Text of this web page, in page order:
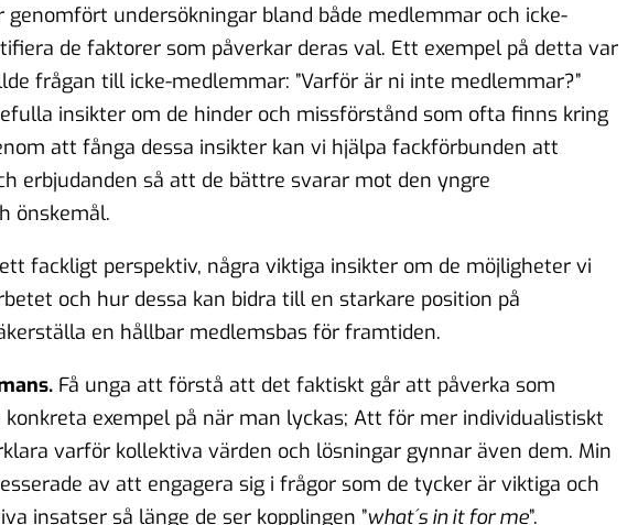
genomfört undersökningar bland både medlemmar och icke-
de faktorer som påverkar deras val. Ett exempel på detta var
frågan till icke-medlemmar: ”Varför är ni inte medlemmar?”
insikter om de hinder och missförstånd som ofta finns kring
att fånga dessa insikter kan vi hjälpa fackförbunden att
erbjudanden så att de bättre svarar mot den yngre
önskemål.
fackligt perspektiv, några viktiga insikter om de möjligheter vi
och hur dessa kan bidra till en starkare position på
en hållbar medlemsbas för framtiden.
Få unga att förstå att det faktiskt går att påverka som
exempel på när man lyckas; Att för mer individualistiskt
varför kollektiva värden och lösningar gynnar även dem. Min
av att engagera sig i frågor som de tycker är viktiga och
insatser så länge de ser kopplingen ”what´s in it for me”.